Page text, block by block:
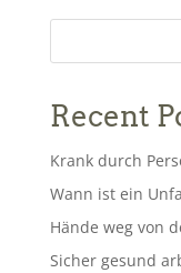
Recent
Krank durch
Wann ist ein
Hände weg von
Sicher gesund